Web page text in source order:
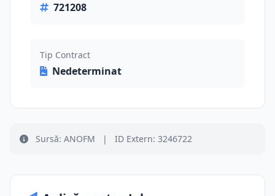
721208
Tip Contract
Nedeterminat
Sursă: ANOFM | ID Extern: 3246722